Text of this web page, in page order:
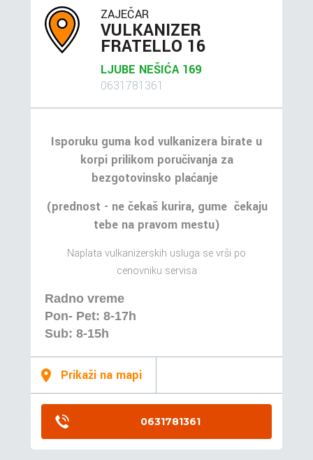
ZAJEČAR
VULKANIZER
FRATELLO 16
LJUBE NEŠIĆA 169
0631781361
Isporuku guma kod vulkanizera birate u
korpi prilikom poručivanja za
bezgotovinsko plaćanje
(prednost - ne čekaš kurira, gume čekaju
tebe na pravom mestu)
Naplata vulkanizerskih usluga se vrši po
cenovniku servisa
Radno vreme
Pon- Pet: 8-17h
Sub: 8-15h
Prikaži na mapi
0631781361